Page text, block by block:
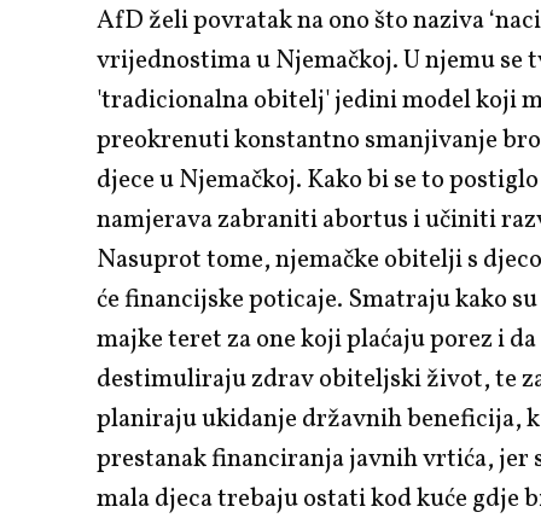
AfD želi povratak na ono što naziva
vrijednostima u Njemačkoj. U njemu se
'tradicionalna obitelj' jedini model koji
preokrenuti konstantno smanjivanje
djece u Njemačkoj. Kako bi se to
namjerava zabraniti abortus i učiniti
Nasuprot tome, njemačke obitelji s
će financijske poticaje. Smatraju kako
majke teret za one koji plaćaju porez i da
destimuliraju zdrav obiteljski život, te
planiraju ukidanje državnih beneficija,
prestanak financiranja javnih vrtića, jer
mala djeca trebaju ostati kod kuće gdje